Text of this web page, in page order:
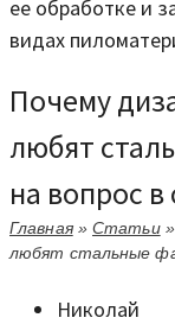
ее обработке и
видах
Почему
любят
на вопрос в
Главная»Статьи»
любят стальные
Николай